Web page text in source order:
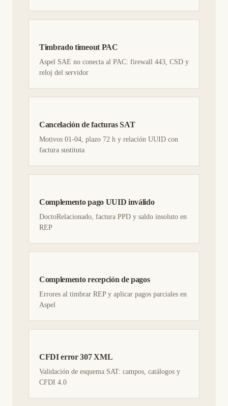
Timbrado timeout PAC
Aspel SAE no conecta al PAC: firewall 443, CSD y
reloj del servidor
Cancelación de facturas SAT
Motivos 01-04, plazo 72 h y relación UUID con
factura sustituta
Complemento pago UUID inválido
DoctoRelacionado, factura PPD y saldo insoluto en
REP
Complemento recepción de pagos
Errores al timbrar REP y aplicar pagos parciales en
Aspel
CFDI error 307 XML
Validación de esquema SAT: campos, catálogos y
CFDI 4.0